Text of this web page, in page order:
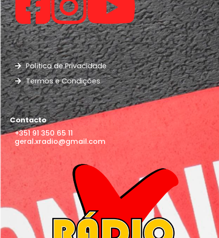
Política de Privacidade
Termos e Condições
Contacto
+351 91 350 65 11
geral.xradio@gmail.com